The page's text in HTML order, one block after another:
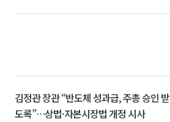
김정관 장관 “반도체 성과급, 주총 승인 받
도록”…상법·자본시장법 개정 시사